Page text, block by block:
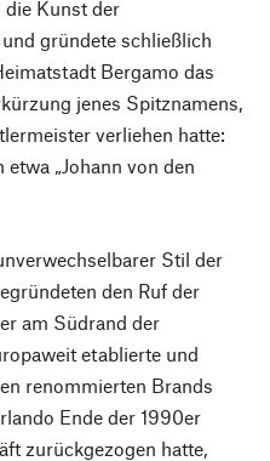
Kunst der
gründete schließlich
Bergamo das
jenes Spitznamens,
verliehen hatte:
„Johann von den
Stil der
den Ruf der
am Südrand der
etablierte und
renommierten Brands
Ende der 1990er
zurückgezogen hatte,